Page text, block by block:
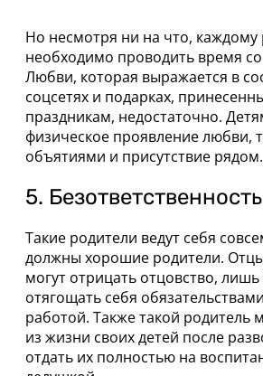
Но несмотря ни на что, каждому
необходимо проводить время
Любви, которая выражается в
соцсетях и подарках,
праздникам, недостаточно.
физическое проявление любви,
объятиями и присутствие рядом.
5. Безответственность
Такие родители ведут себя
должны хорошие родители.
могут отрицать отцовство,
отягощать себя
работой. Также такой родитель
из жизни своих детей после
отдать их полностью на